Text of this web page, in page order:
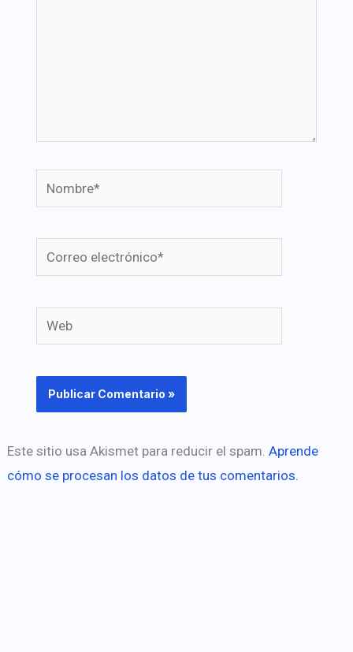
Nombre*
Correo
electrónico*
Web
Este sitio usa Akismet para reducir el spam.Aprende
cómo se procesan los datos de tus comentarios.